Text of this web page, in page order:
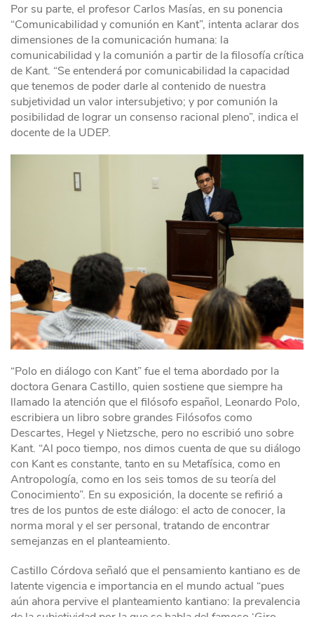
Por su parte, el profesor Carlos Masías, en su ponencia
“Comunicabilidad y comunión en Kant”, intenta aclarar dos
dimensiones de la comunicación humana: la
comunicabilidad y la comunión a partir de la filosofía crítica
de Kant. “Se entenderá por comunicabilidad la capacidad
que tenemos de poder darle al contenido de nuestra
subjetividad un valor intersubjetivo; y por comunión la
posibilidad de lograr un consenso racional pleno”, indica el
docente de la UDEP.
“Polo en diálogo con Kant” fue el tema abordado por la
doctora Genara Castillo, quien sostiene que siempre ha
llamado la atención que el filósofo español, Leonardo Polo,
escribiera un libro sobre grandes Filósofos como
Descartes, Hegel y Nietzsche, pero no escribió uno sobre
Kant. “Al poco tiempo, nos dimos cuenta de que su diálogo
con Kant es constante, tanto en su Metafísica, como en
Antropología, como en los seis tomos de su teoría del
Conocimiento”. En su exposición, la docente se refirió a
tres de los puntos de este diálogo: el acto de conocer, la
norma moral y el ser personal, tratando de encontrar
semejanzas en el planteamiento.
Castillo Córdova señaló que el pensamiento kantiano es de
latente vigencia e importancia en el mundo actual “pues
aún ahora pervive el planteamiento kantiano: la prevalencia